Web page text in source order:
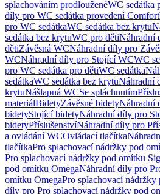
splachováním prodlouženéWC sedátka
díly pro WC sedátka provedení Comfort
pro WC sedátkaWC sedátka bez krytu
sedátka bez krytuWC pro dětiNáhradní
dětiZávěsná WCNáhradní díly pro
WCNáhradní díly pro Stojící WCWC
pro WC sedátka pro dětiWC sedátka
sedátkaWC sedátka bez krytuNáhradní
krytuNášlapná WCSe spláchnutím
materiálBidetyZávěsné bidetyNáhradní
bidetyStojící bidetyNáhradní díly pro
bidetyPříslušenstvíNáhradní díly pro
a ovládání WCOvládací tlačítka
tlačítkaPro splachovací nádržky pod
Pro splachovací nádržky pod omítku
pod omítku OmegaNáhradní díly pro
omítku OmegaPro splachovací
díly pro Pro splachovací nádržky pod